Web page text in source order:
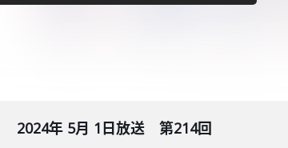
2024年 5月 1日放送 第214回